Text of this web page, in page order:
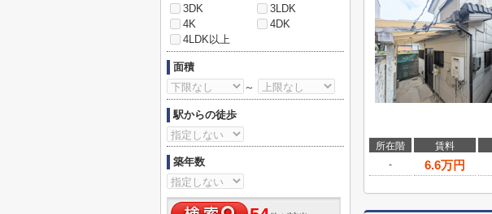
所在階 賃料
-
6.6万円
3DK
3LDK
4K
4DK
4LDK以上
面積
～
駅からの徒歩
築年数